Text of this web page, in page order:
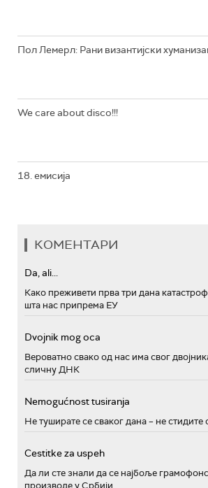
Пол Лемерл: Рани византијски
We care about disco!!!
18. емисија
КОМЕНТАРИ
Da, ali...
Како преживети прва три дана
шта нас припрема ЕУ
Dvojnik mog oca
Вероватно свако од нас има свог
сличну ДНК
Nemogućnost tusiranja
Не туширате се сваког дана – не стидите
Cestitke za uspeh
Да ли сте знали да се најбоље